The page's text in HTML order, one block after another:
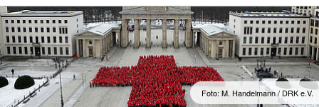
Foto: M. Handelmann / DRK e.V.